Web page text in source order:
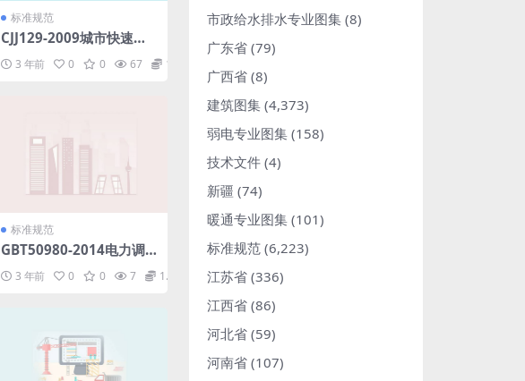
标准规范
CJJ129-2009城市快速路
3 年前 0 0 67 1.98
标准规范
GBT50980-2014电力调
pdf3 年前 0 0 7 1.98
市政给水排水专业图集 (8)
广东省 (79)
广西省 (8)
建筑图集 (4,373)
弱电专业图集 (158)
技术文件 (4)
新疆 (74)
暖通专业图集 (101)
标准规范 (6,223)
江苏省 (336)
江西省 (86)
河北省 (59)
河南省 (107)